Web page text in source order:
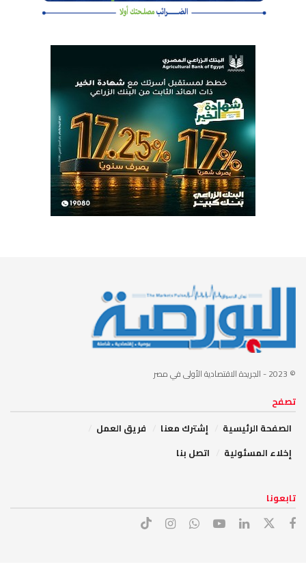
© 2023 - الجريدة الاقتصادية الأولى في مصر
تصفح
الصفحة الرئيسية
إشترك معنا
فريق العمل
إخلاء المسئولية
اتصل بنا
تابعونا